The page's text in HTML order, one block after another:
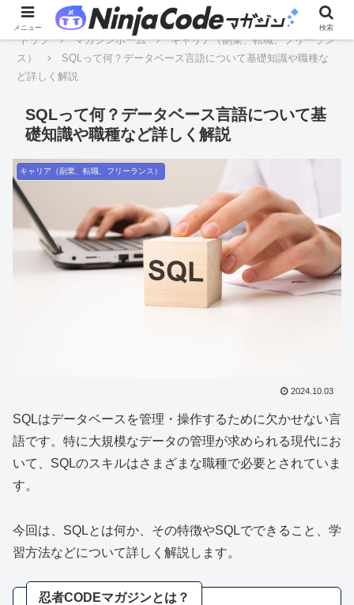
トップ マガジンホーム
キャリア（副業、転職、フリーラン
ス）
SQLって何？データベース言語について基礎知識や職種な
ど詳しく解説
SQLって何？データベース言語について基
礎知識や職種など詳しく解説
キャリア（副業、転職、フリーランス）
2024.10.03
SQLはデータベースを管理・操作するために欠かせない言
語です。特に大規模なデータの管理が求められる現代にお
いて、SQLのスキルはさまざまな職種で必要とされていま
す。
今回は、SQLとは何か、その特徴やSQLでできること、学
習方法などについて詳しく解説します。
忍者CODEマガジンとは？
メニュー 検索